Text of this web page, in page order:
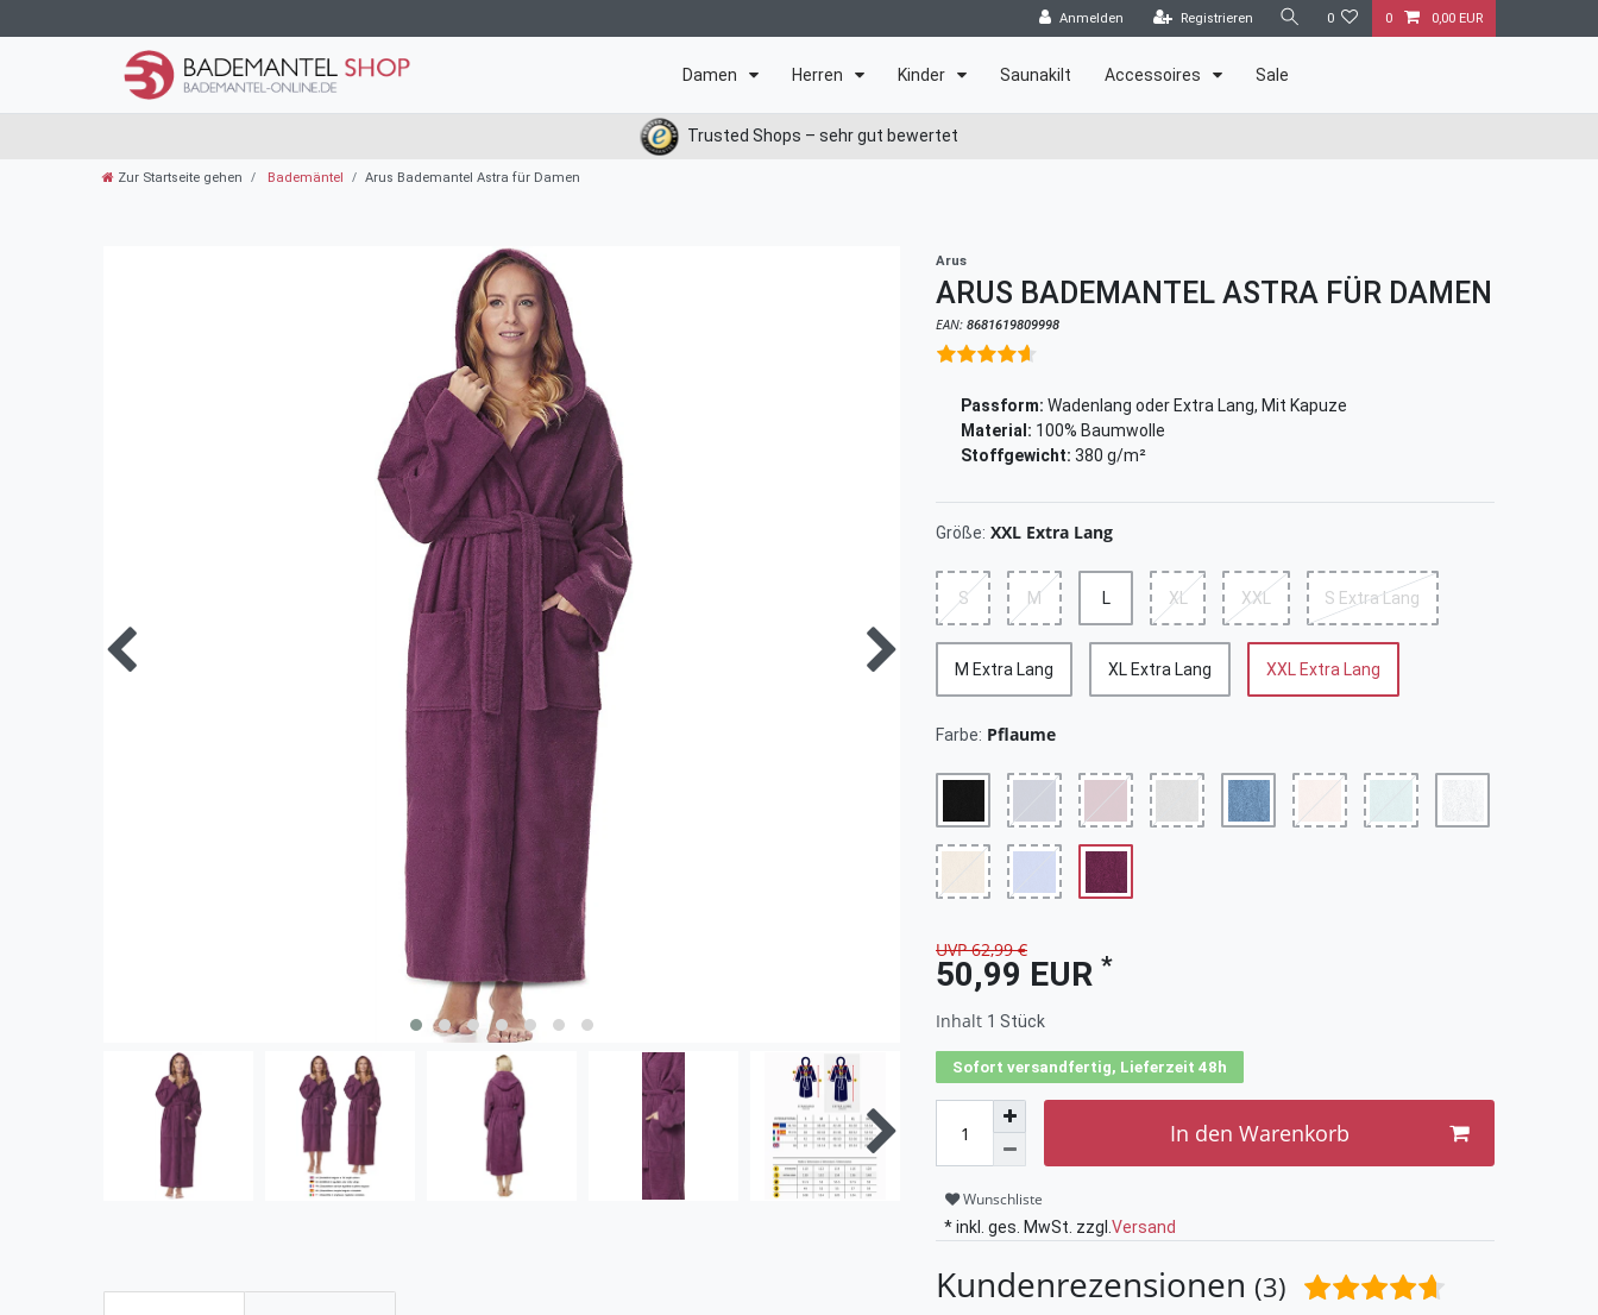
Anmelden Registrieren 0 0 0,00 EUR
Damen Herren Kinder Saunakilt Accessoires Sale
Trusted Shops – sehr gut bewertet
Zur Startseite gehen Bademäntel Arus Bademantel Astra für Damen
Arus
ARUS BADEMANTEL ASTRA FÜR DAMEN
EAN: 8681619809998
Passform: Wadenlang oder Extra Lang, Mit Kapuze
Material: 100% Baumwolle
Stoffgewicht: 380 g/m²
Größe: XXL Extra Lang
S M L XL XXL S Extra Lang
M Extra Lang XL Extra Lang XXL Extra Lang
Farbe: Pflaume
UVP 62,99 €
50,99 EUR *
Inhalt 1 Stück
Sofort versandfertig, Lieferzeit 48h
In den Warenkorb
Wunschliste
* inkl. ges. MwSt. zzgl.Versand
Kundenrezensionen (3)